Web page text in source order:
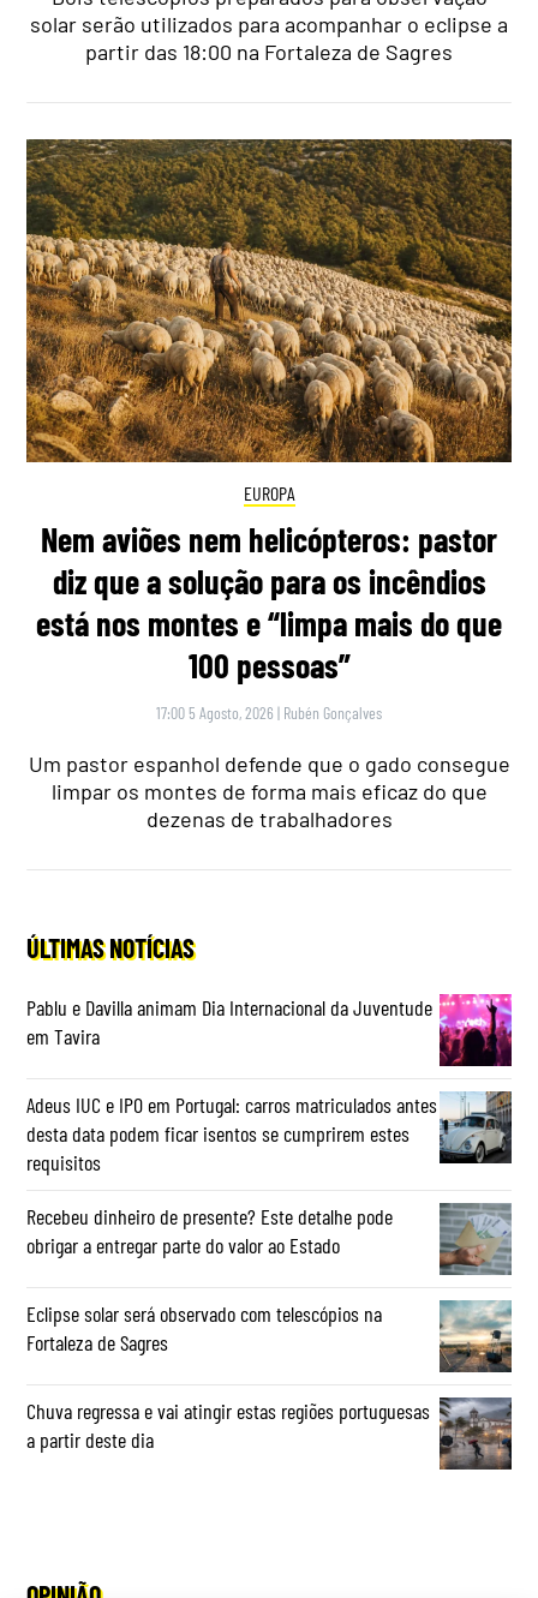
solar serão utilizados para acompanhar o eclipse a
partir das 18:00 na Fortaleza de Sagres
EUROPA
Nem aviões nem helicópteros: pastor
diz que a solução para os incêndios
está nos montes e “limpa mais do que
100 pessoas”
17:00 5 Agosto, 2026 | Rubén Gonçalves
Um pastor espanhol defende que o gado consegue
limpar os montes de forma mais eficaz do que
dezenas de trabalhadores
ÚLTIMAS NOTÍCIAS
Pablu e Davilla animam Dia Internacional da Juventude
em Tavira
Adeus IUC e IPO em Portugal: carros matriculados antes
desta data podem ficar isentos se cumprirem estes
requisitos
Recebeu dinheiro de presente? Este detalhe pode
obrigar a entregar parte do valor ao Estado
Eclipse solar será observado com telescópios na
Fortaleza de Sagres
Chuva regressa e vai atingir estas regiões portuguesas
a partir deste dia